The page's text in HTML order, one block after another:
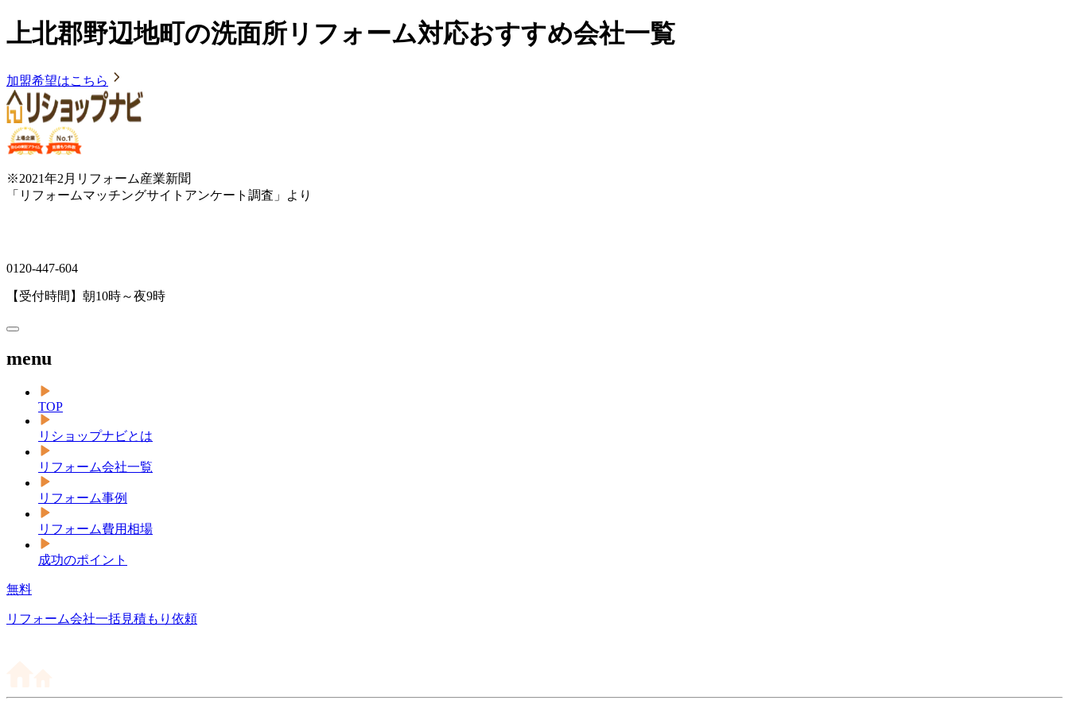
上北郡野辺地町の洗面所リフォーム対応おすすめ会社一覧
加盟希望はこちら
※2021年2月リフォーム産業新聞
「リフォームマッチングサイトアンケート調査」より
0120-447-604
【受付時間】朝10時～夜9時
menu
TOP
リショップナビとは
リフォーム会社一覧
リフォーム事例
リフォーム費用相場
成功のポイント
無料
リフォーム会社一括見積もり依頼